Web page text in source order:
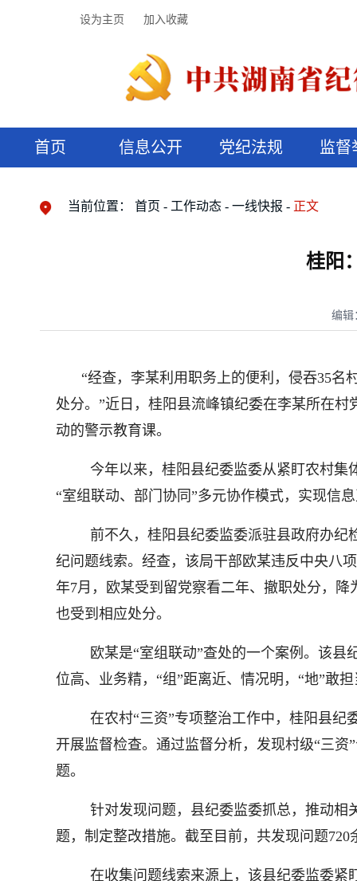
设为主页 加入收藏
首页 信息公开 党纪法规 监督
当前位置： 首页 工作动态 一线快报 正文
桂阳
编辑
“经查，李某利用职务上的便利，侵吞35名
处分。”近日，桂阳县流峰镇纪委在李某所在
动的警示教育课。
今年以来，桂阳县纪委监委从紧盯农村集
“室组联动、部门协同”多元协作模式，实现信
前不久，桂阳县纪委监委派驻县政府办
纪问题线索。经查，该局干部欧某违反中央八
年7月，欧某受到留党察看二年、撤职处分，
也受到相应处分。
欧某是“室组联动”查处的一个案例。该县
位高、业务精，“组”距离近、情况明，“地”敢
在农村“三资”专项整治工作中，桂阳县纪
开展监督检查。通过监督分析，发现村级“三
题。
针对发现问题，县纪委监委抓总，推动相
题，制定整改措施。截至目前，共发现问题
在收集问题线索来源上，该县纪委监委